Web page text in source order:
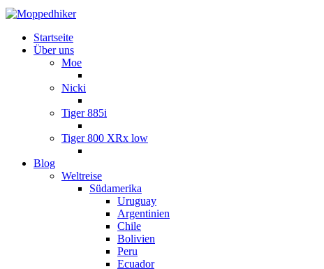
Startseite
Über uns
Moe
Nicki
Tiger 885i
Tiger 800 XRx low
Blog
Weltreise
Südamerika
Uruguay
Argentinien
Chile
Bolivien
Peru
Ecuador